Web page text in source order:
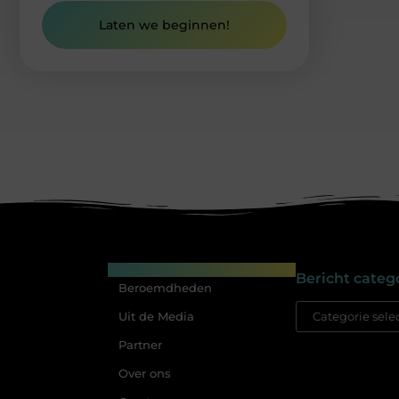
Laten we beginnen!
Beroemdheden
Uit de Media
Partner
Over ons
Bericht